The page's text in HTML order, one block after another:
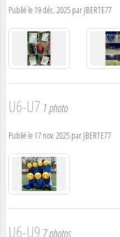
Publié le19 déc. 2025parJBERTE77
U6-U7 1 photo
Publié le17 nov. 2025parJBERTE77
U6-U9 7 photos